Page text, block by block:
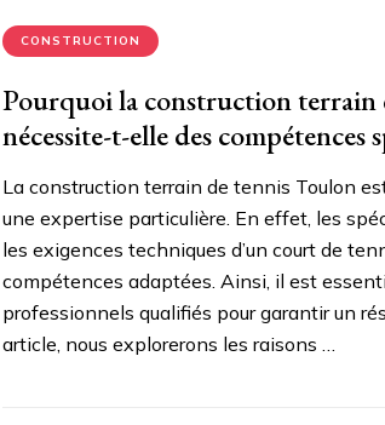
CONSTRUCTION
Pourquoi la construction terrain
nécessite-t-elle des compétences
La construction terrain de tennis Toulon
une expertise particulière. En effet, les
les exigences techniques d’un court de
compétences adaptées. Ainsi, il est
professionnels qualifiés pour garantir un
article, nous explorerons les raisons …